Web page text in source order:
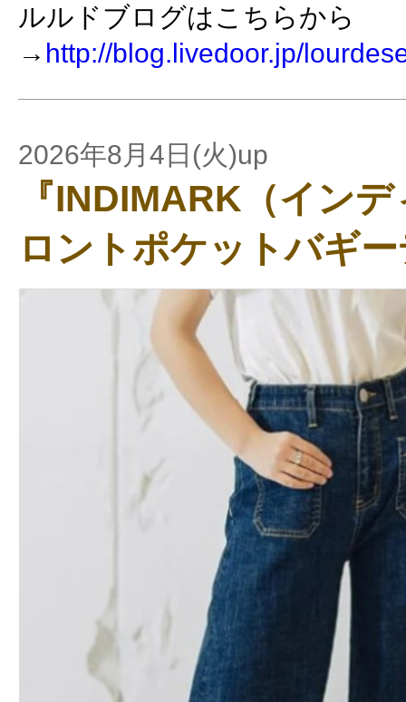
ルルドブログはこちらから
→ http://blog.livedoor.jp/
2026年8月4日(火)up
『INDIMARK（イン
ロントポケットバギ